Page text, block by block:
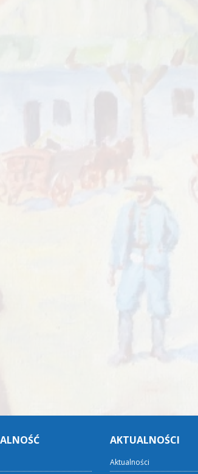
AKTUALNOŚCI
Aktualności